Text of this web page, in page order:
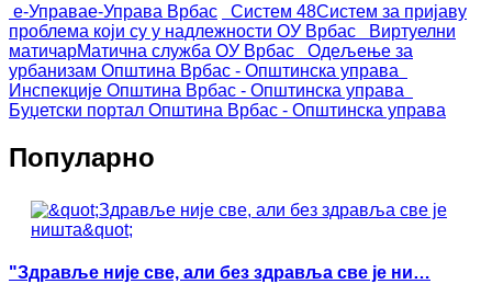
е-Управае-Управа Врбас Систем 48Систем за пријаву
проблема који су у надлежности ОУ Врбас
Виртуелни
матичарМатична служба ОУ Врбас
Одељење за
урбанизам Општина Врбас - Општинска управа
Инспекције Општина Врбас - Општинска управа
Буџетски портал Општина Врбас - Општинска управа
Популарно
"Здравље није све, али без здравља све је ни…